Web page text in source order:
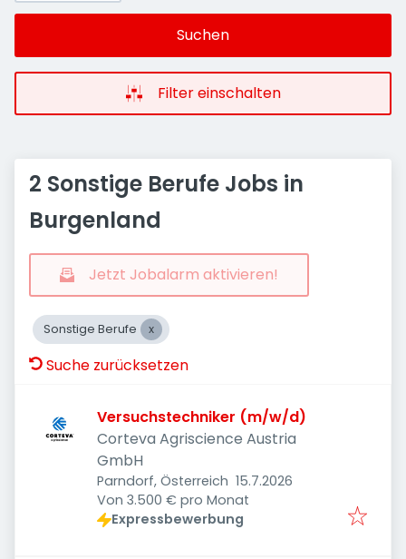
Suchen
Filter einschalten
2 Sonstige Berufe Jobs in
Burgenland
Jetzt Jobalarm aktivieren!
Sonstige Berufe
Suche zurücksetzen
Versuchstechniker (m/w/d)
Corteva Agriscience Austria
GmbH
Parndorf, Österreich Veröffentlicht
15.7.2026
Von 3.500 € pro Monat
Expressbewerbung